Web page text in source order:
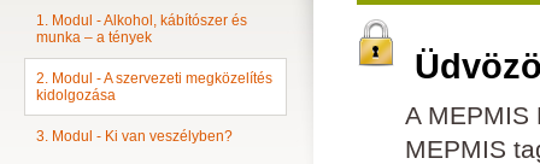
A MEPMIS
MEPMIS
1. Modul - Alkohol, kábítószer és
munka – a tények
2. Modul - A szervezeti megközelítés
kidolgozása
3. Modul - Ki van veszélyben?